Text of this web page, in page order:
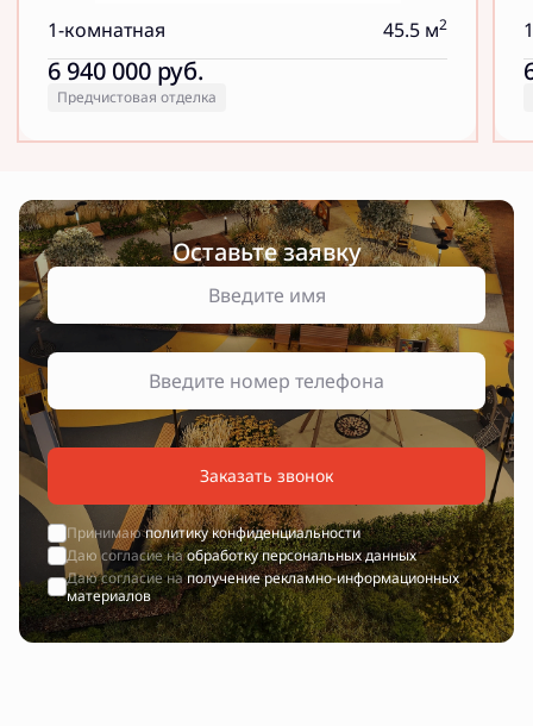
1-комнатная 45.5 м2
6 940 000 руб.
Предчистовая отделка
Оставьте заявку
Заказать звонок
Принимаюполитику конфиденциальности
Даю согласие наобработку персональных данных
Даю согласие наполучение рекламно-информационных
материалов